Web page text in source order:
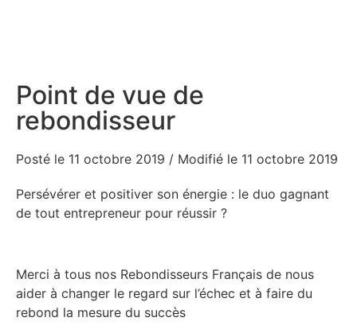
Point de vue de
rebondisseur
Posté le 11 octobre 2019 / Modifié le 11 octobre 2019
Persévérer et positiver son énergie : le duo gagnant
de tout entrepreneur pour réussir ?
Merci à tous nos Rebondisseurs Français de nous
aider à changer le regard sur l’échec et à faire du
rebond la mesure du succès